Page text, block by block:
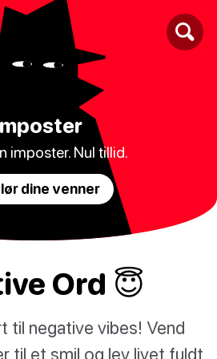
imposter. Nul tillid.
dine venner
Ord 😇
til negative vibes! Vend
til et smil og lev livet fuldt